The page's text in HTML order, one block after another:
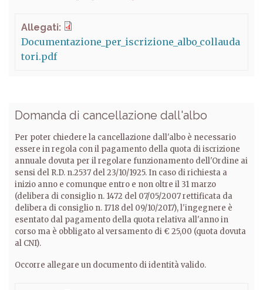
Allegati:
Documentazione_per_iscrizione_albo_collauda
tori.pdf
Domanda di cancellazione dall'albo
Per poter chiedere la cancellazione dall'albo è necessario
essere in regola con il pagamento della quota di iscrizione
annuale dovuta per il regolare funzionamento dell'Ordine ai
sensi del R.D. n.2537 del 23/10/1925. In caso di richiesta a
inizio anno e comunque entro e non oltre il 31 marzo
(delibera di consiglio n. 1472 del 07/05/2007 rettificata da
delibera di consiglio n. 1718 del 09/10/2017), l'ingegnere è
esentato dal pagamento della quota relativa all'anno in
corso ma è obbligato al versamento di € 25,00 (quota dovuta
al CNI).
Occorre allegare un documento di identità valido.